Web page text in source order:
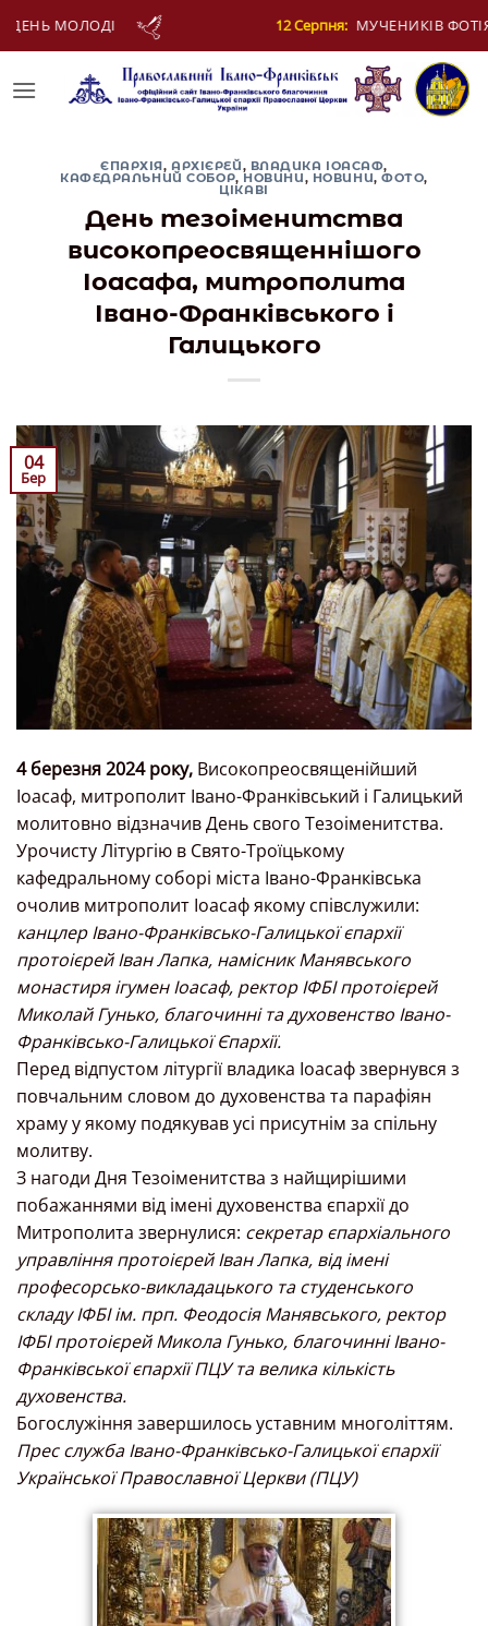
МУЧЕНИКІВ ФОТІЯ Й АНКИТИ ТА БАГАТЬОХ ІЗ НИМИ
ЄПАРХІЯ, АРХІЄРЕЙ, ВЛАДИКА ІОАСАФ,
КАФЕДРАЛЬНИЙ СОБОР, НОВИНИ, НОВИНИ,ФОТО,
ЦІКАВІ
День тезоіменитства
високопреосвященнішого
Іоасафа, митрополита
Івано-Франківського і
Галицького
04
Бер
4 березня 2024 року, Високопреосвященійший
Іоасаф, митрополит Івано-Франківський і Галицький
молитовно відзначив День свого Тезоіменитства.
Урочисту Літургію в Свято-Троїцькому
кафедральному соборі міста Івано-Франківська
очолив митрополит Іоасаф якому співслужили:
канцлер Івано-Франківсько-Галицької єпархії
протоієрей Іван Лапка, намісник Манявського
монастиря ігумен Іоасаф, ректор ІФБІ протоієрей
Миколай Гунько, благочинні та духовенство Івано-
Франківсько-Галицької Єпархії.
Перед відпустом літургії владика Іоасаф звернувся з
повчальним словом до духовенства та парафіян
храму у якому подякував усі присутнім за спільну
молитву.
З нагоди Дня Тезоіменитства з найщирішими
побажаннями від імені духовенства єпархії до
Митрополита звернулися: секретар єпархіального
управління протоієрей Іван Лапка, від імені
професорсько-викладацького та студенського
складу ІФБІ ім. прп. Феодосія Манявського, ректор
ІФБІ протоієрей Микола Гунько, благочинні Івано-
Франківської єпархії ПЦУ та велика кількість
духовенства.
Богослужіння завершилось уставним многоліттям.
Прес служба Івано-Франківсько-Галицької єпархії
Української Православної Церкви (ПЦУ)